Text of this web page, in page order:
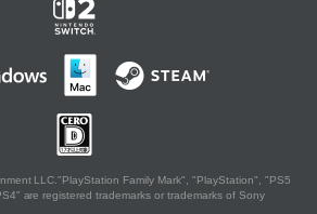
LLC."PlayStation Family Mark", "PlayStation", "PS5
are registered trademarks or trademarks of Sony